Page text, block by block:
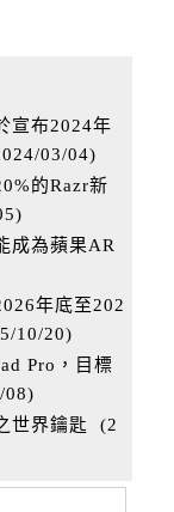
宣布2024年
03/04)
的Razr新
)
成為蘋果AR
年底至202
10/20)
Pro，目標
08)
世界鑰匙
(2